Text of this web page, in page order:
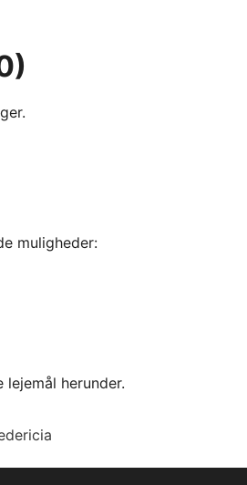
muligheder:
herunder.